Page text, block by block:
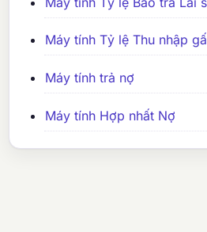
Máy tính Tỷ lệ Thu nhập
Máy tính trả nợ
Máy tính Hợp nhất Nợ